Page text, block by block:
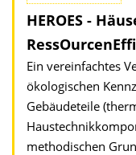
HEROES -
Ein vereinfachtes
ökologischen
Gebäudeteile
methodischen